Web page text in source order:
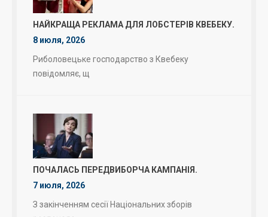
НАЙКРАЩА РЕКЛАМА ДЛЯ ЛОБСТЕРІВ КВЕБЕКУ.
8 июля, 2026
Риболовецьке господарство з Квебеку
повідомляє, щ
ПОЧАЛАСЬ ПЕРЕДВИБОРЧА КАМПАНІЯ.
7 июля, 2026
З закінченням сесії Національних зборів